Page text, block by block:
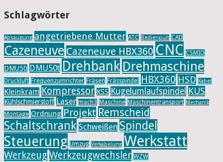
Schlagwörter
Absaugung angetriebene Mutter ATC Bedienpult CAD
Cazeneuve Cazeneuve HBX360 CNC CSMIO
DMU50 DMU50t Drehbank Drehmaschine
Druckluft Frequenzumrichter Fräsen Frässpindel HBX360 HSD Kabel
Kleinkram Kompressor KSS Kugelumlaufspindel KUS
Kühlschmierstoff Laser mach3 Maschine Maschinentransport Mechanik
Montage Ordnung Projekt Remscheid
Schaltschrank Schweißen Spindel
Steuerung Umzug Verkabelung Werkstatt
Werkzeug Werkzeugwechsler WZW